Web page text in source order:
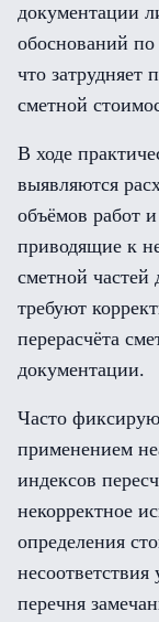
документации
обоснований
что затрудняет
сметной
В ходе
выявляются
объёмов работ
приводящие к
сметной
требуют
перерасчёта
документации.
Часто
применением
индексов
некорректное
определения
перечня